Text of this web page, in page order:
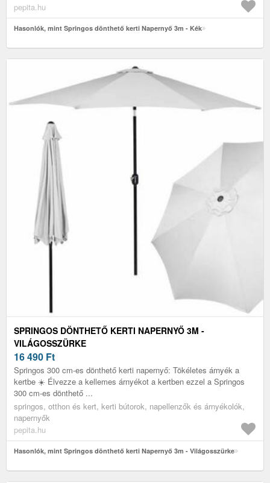
pepita.hu
Hasonlók, mint Springos dönthető kerti Napernyő 3m - Kék
SPRINGOS DÖNTHETŐ KERTI NAPERNYŐ 3M -
VILÁGOSSZÜRKE
16 490 Ft
Springos 300 cm-es dönthető kerti napernyő: Tökéletes árnyék a
kertbe ☀️ Élvezze a kellemes árnyékot a kertben ezzel a Springos
300 cm-es dönthető ...
springos, otthon és kert, kerti bútorok, napellenzők és árnyékolók,
napernyők
pepita.hu
Hasonlók, mint Springos dönthető kerti Napernyő 3m - Világosszürke